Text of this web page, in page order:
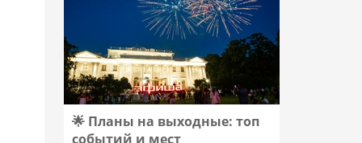
🌟 Планы на выходные: топ
событий и мест